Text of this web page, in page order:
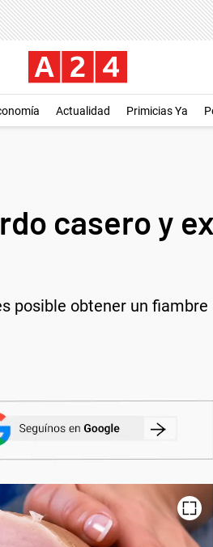
Actualidad Primicias Ya
casero y
posible obtener un